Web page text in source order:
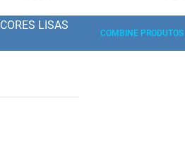
CORES LISAS
COMBINE PRODUTOS